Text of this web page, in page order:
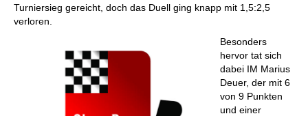
Turniersieg gereicht, doch das Duell ging knapp mit 1,5:2,5
verloren.
Besonders
hervor tat sich
dabei IM Marius
Deuer, der mit 6
von 9 Punkten
und einer